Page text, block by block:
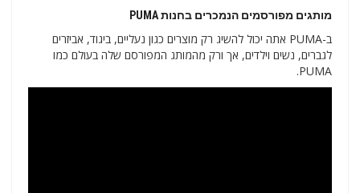
מותגים מפורסמים הנמכרים בחנות PUMA
ב-PUMA אתה יכול להשיג רק מוצרים כגון נעליים, ביגוד, אביזרים
לגברים, נשים וילדים, אך ורק מהמותג המפורסם שלה בעולם כמו
PUMA.